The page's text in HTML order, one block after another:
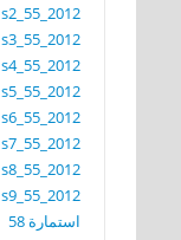
s2_55_2012
s3_55_2012
s4_55_2012
s5_55_2012
s6_55_2012
s7_55_2012
s8_55_2012
s9_55_2012
استمارة 58